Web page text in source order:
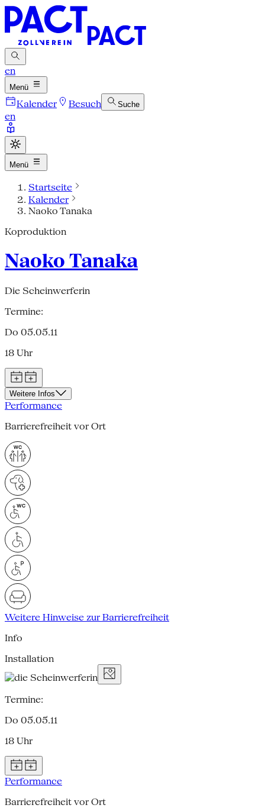
en
Menü
Kalender Besuch Suche
en
Menü
Startseite
Kalender
Naoko Tanaka
Koproduktion
Naoko Tanaka
Die Scheinwerferin
Termine:
Do 05.05.11
18 Uhr
Weitere Infos
Performance
Barrierefreiheit vor Ort
Weitere Hinweise zur Barrierefreiheit
Info
Installation
Termine:
Do 05.05.11
18 Uhr
Performance
Barrierefreiheit vor Ort